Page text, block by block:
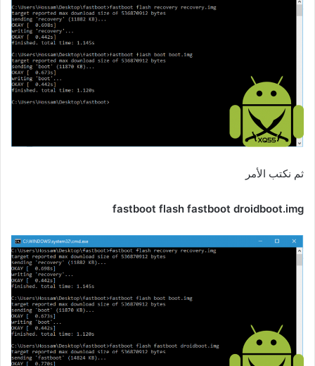
ثم نكتب الأمر
fastboot flash fastboot droidboot.img